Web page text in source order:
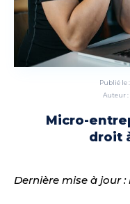
Publié le :
Auteur :
Micro-
droit
Dernière mise à jour :